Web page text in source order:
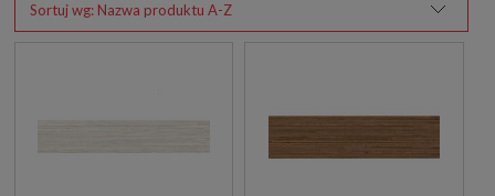
Sortuj wg: Nazwa produktu A-Z